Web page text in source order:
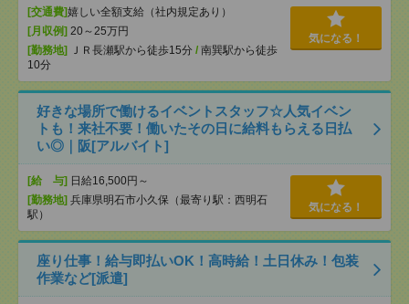
[交通費]嬉しい全額支給（社内規定あり）
[月収例] 20～25万円
[勤務地]
ＪＲ長瀬駅から徒歩15分 / 南巽駅から徒歩
10分
気になる！
好きな場所で働けるイベントスタッフ☆人気イベン
トも！来社不要！働いたその日に給料もらえる日払
い◎｜阪[アルバイト]
[給 与] 日給16,500円～
[勤務地] 兵庫県明石市小久保（最寄り駅：西明石
駅）
気になる！
座り仕事！給与即払いOK！高時給！土日休み！包装
作業など[派遣]